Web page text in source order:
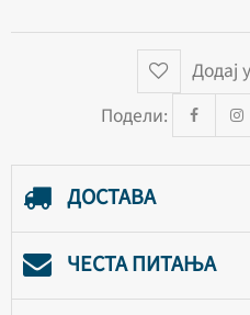
Додај
Подели:
ДОСТАВА
ЧЕСТА ПИТАЊА